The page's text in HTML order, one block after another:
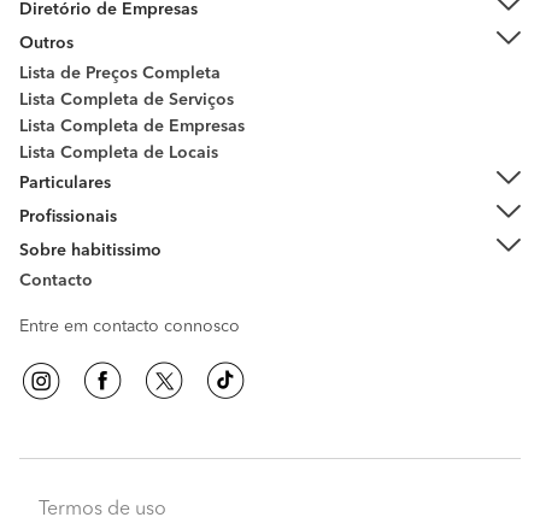
Diretório de Empresas
Outros
Lista de Preços Completa
Lista Completa de Serviços
Lista Completa de Empresas
Lista Completa de Locais
Particulares
Profissionais
Sobre habitissimo
Contacto
Entre em contacto connosco
Termos de uso